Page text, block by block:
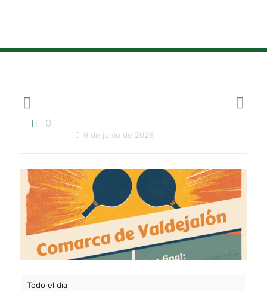
0
9 de junio de 2026
Todo el día